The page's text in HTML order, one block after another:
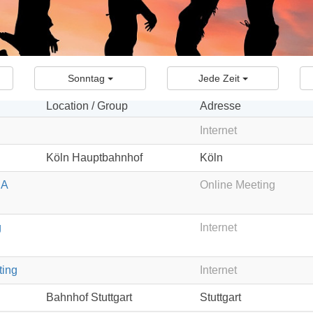
Sonntag Jede Zeit
Location / Group Adresse
Internet
Köln Hauptbahnhof Köln
Online Meeting
Internet
Internet
Bahnhof Stuttgart Stuttgart